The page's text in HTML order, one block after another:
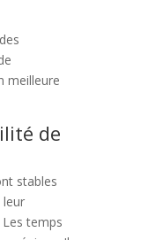
meilleure
de
stables
temps